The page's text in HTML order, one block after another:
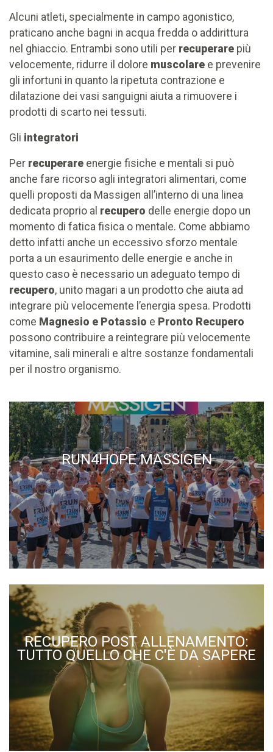
Alcuni atleti, specialmente in campo agonistico,
praticano anche bagni in acqua fredda o addirittura
nel ghiaccio. Entrambi sono utili per recuperare più
velocemente, ridurre il dolore muscolare e prevenire
gli infortuni in quanto la ripetuta contrazione e
dilatazione dei vasi sanguigni aiuta a rimuovere i
prodotti di scarto nei tessuti.
Gli integratori
Per recuperare energie fisiche e mentali si può
anche fare ricorso agli integratori alimentari, come
quelli proposti da Massigen all’interno di una linea
dedicata proprio al recupero delle energie dopo un
momento di fatica fisica o mentale. Come abbiamo
detto infatti anche un eccessivo sforzo mentale
porta a un esaurimento delle energie e anche in
questo caso è necessario un adeguato tempo di
recupero, unito magari a un prodotto che aiuta ad
integrare più velocemente l’energia spesa. Prodotti
come Magnesio e Potassio e Pronto Recupero
possono contribuire a reintegrare più velocemente
vitamine, sali minerali e altre sostanze fondamentali
per il nostro organismo.
RUN4HOPE MASSIGEN
RECUPERO POST ALLENAMENTO:
TUTTO QUELLO CHE C'È DA SAPERE